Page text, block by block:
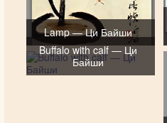
Lamp — Ци Байши
Buffalo with calf — Ци
Байши